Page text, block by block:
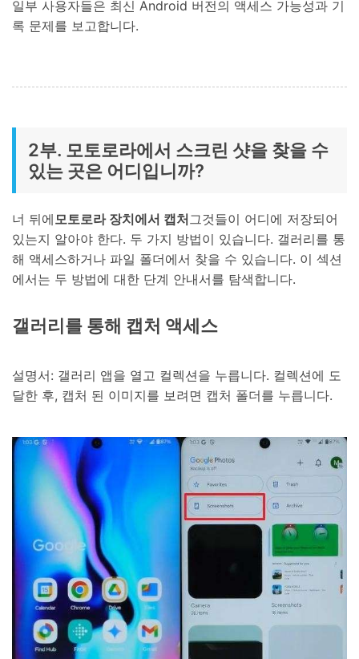
일부 사용자들은 최신 Android 버전의 액세스 가능성과 기
록 문제를 보고합니다.
2부. 모토로라에서 스크린 샷을 찾을 수
있는 곳은 어디입니까?
너 뒤에 모토로라 장치에서 캡처그것들이 어디에 저장되어
있는지 알아야 한다. 두 가지 방법이 있습니다. 갤러리를 통
해 액세스하거나 파일 폴더에서 찾을 수 있습니다. 이 섹션
에서는 두 방법에 대한 단계 안내서를 탐색합니다.
갤러리를 통해 캡처 액세스
설명서: 갤러리 앱을 열고 컬렉션을 누릅니다. 컬렉션에 도
달한 후, 캡처 된 이미지를 보려면 캡처 폴더를 누릅니다.